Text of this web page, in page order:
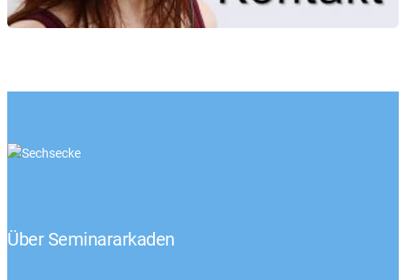
Über Seminararkaden